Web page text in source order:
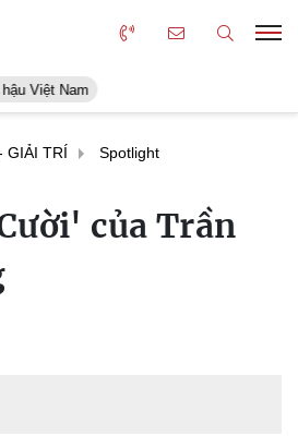
Việt Nam
GIẢI TRÍ Spotlight
của Trần